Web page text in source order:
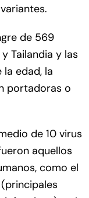
de 569
Tailandia y las
edad, la
portadoras o
de 10 virus
aquellos
como el